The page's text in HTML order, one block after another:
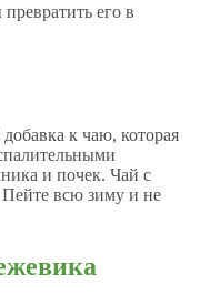
его в
к чаю, которая
и почек. Чай с
всю зиму и не